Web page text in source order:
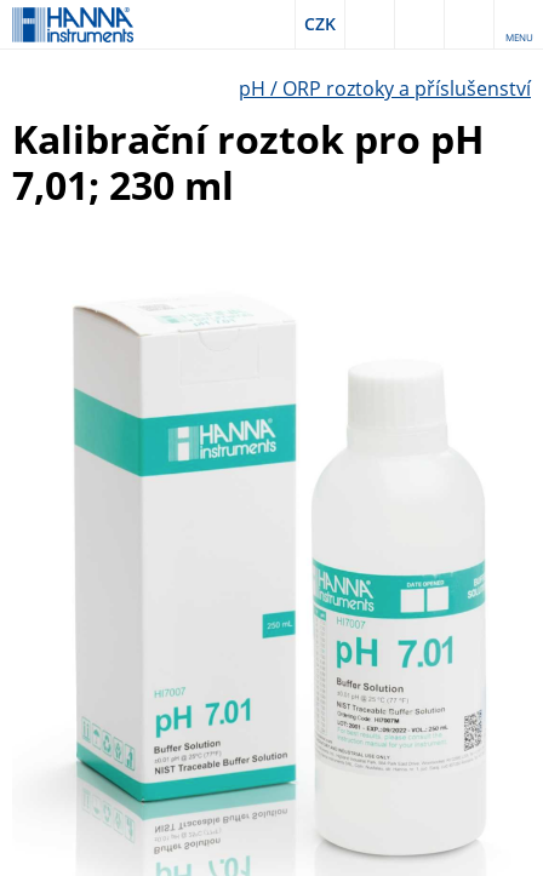
CZK
MENU
pH / ORP roztoky a příslušenství
Kalibrační roztok pro pH
7,01; 230 ml